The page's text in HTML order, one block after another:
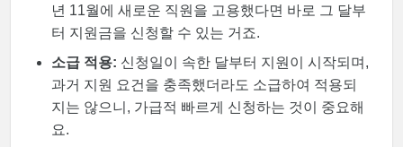
년 11월에 새로운 직원을 고용했다면 바로 그 달부
터 지원금을 신청할 수 있는 거죠.
소급 적용: 신청일이 속한 달부터 지원이 시작되며,
과거 지원 요건을 충족했더라도 소급하여 적용되
지는 않으니, 가급적 빠르게 신청하는 것이 중요해
요.